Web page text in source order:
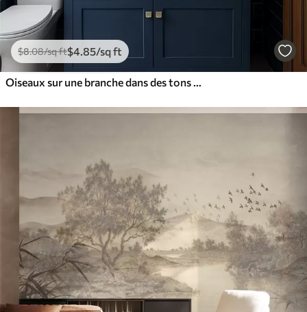
$8.08/sq ft$4.85/sq ft
Oiseaux sur une branche dans des tons bleus